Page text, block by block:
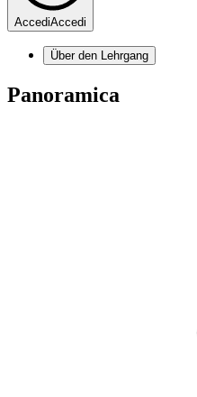
AccediAccedi
Über den Lehrgang
Panoramica